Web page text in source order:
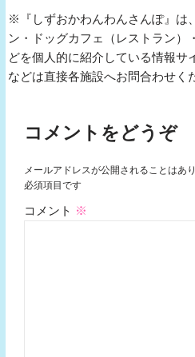
※『しずおかわんわんさんぽ』は
ン・ドッグカフェ（レストラン）
どを個人的に紹介している情報サ
などは直接各施設へお問合わせく
コメントをどうぞ
メールアドレスが公開されることはあり
必須項目です
コメント ※